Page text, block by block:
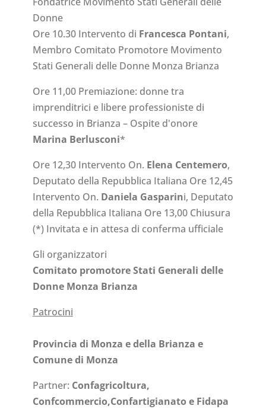
Donne
Ore 10.30 Intervento di Francesca Pontani,
Membro Comitato Promotore Movimento
Stati Generali delle Donne Monza Brianza
Ore 11,00 Premiazione: donne tra
imprenditrici e libere professioniste di
successo in Brianza – Ospite d'onore
Marina Berlusconi*
Ore 12,30 Intervento On. Elena Centemero,
Deputato della Repubblica Italiana Ore 12,45
Intervento On. Daniela Gasparini, Deputato
della Repubblica Italiana Ore 13,00 Chiusura
(*) Invitata e in attesa di conferma ufficiale
Gli organizzatori
Comitato promotore Stati Generali delle
Donne Monza Brianza
Patrocini
Provincia di Monza e della Brianza e
Comune di Monza
Partner: Confagricoltura,
Confcommercio,Confartigianato e Fidapa